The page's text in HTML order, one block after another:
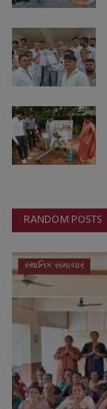
RANDOM POSTS
સ્થાનિક સમાચાર